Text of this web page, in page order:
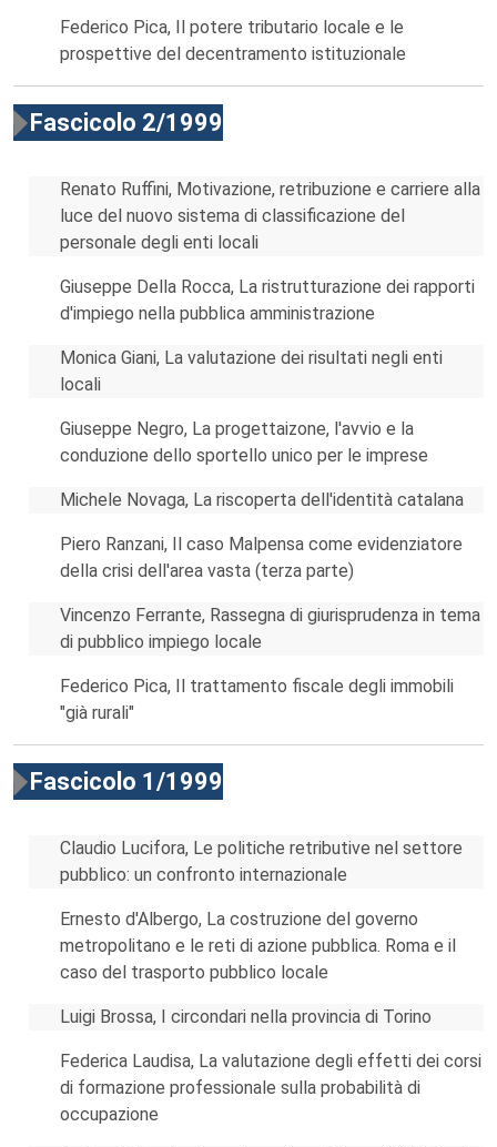
Federico Pica, Il potere tributario locale e le
prospettive del decentramento istituzionale
Fascicolo 2/1999
Renato Ruffini, Motivazione, retribuzione e carriere alla
luce del nuovo sistema di classificazione del
personale degli enti locali
Giuseppe Della Rocca, La ristrutturazione dei rapporti
d'impiego nella pubblica amministrazione
Monica Giani, La valutazione dei risultati negli enti
locali
Giuseppe Negro, La progettaizone, l'avvio e la
conduzione dello sportello unico per le imprese
Michele Novaga, La riscoperta dell'identità catalana
Piero Ranzani, Il caso Malpensa come evidenziatore
della crisi dell'area vasta (terza parte)
Vincenzo Ferrante, Rassegna di giurisprudenza in tema
di pubblico impiego locale
Federico Pica, Il trattamento fiscale degli immobili
"già rurali"
Fascicolo 1/1999
Claudio Lucifora, Le politiche retributive nel settore
pubblico: un confronto internazionale
Ernesto d'Albergo, La costruzione del governo
metropolitano e le reti di azione pubblica. Roma e il
caso del trasporto pubblico locale
Luigi Brossa, I circondari nella provincia di Torino
Federica Laudisa, La valutazione degli effetti dei corsi
di formazione professionale sulla probabilità di
occupazione